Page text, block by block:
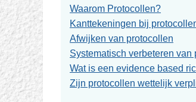
Waarom Protocollen?
Kanttekeningen bij
Afwijken van protocollen
Systematisch verbeteren van
Wat is een evidence based
Zijn protocollen wettelijk